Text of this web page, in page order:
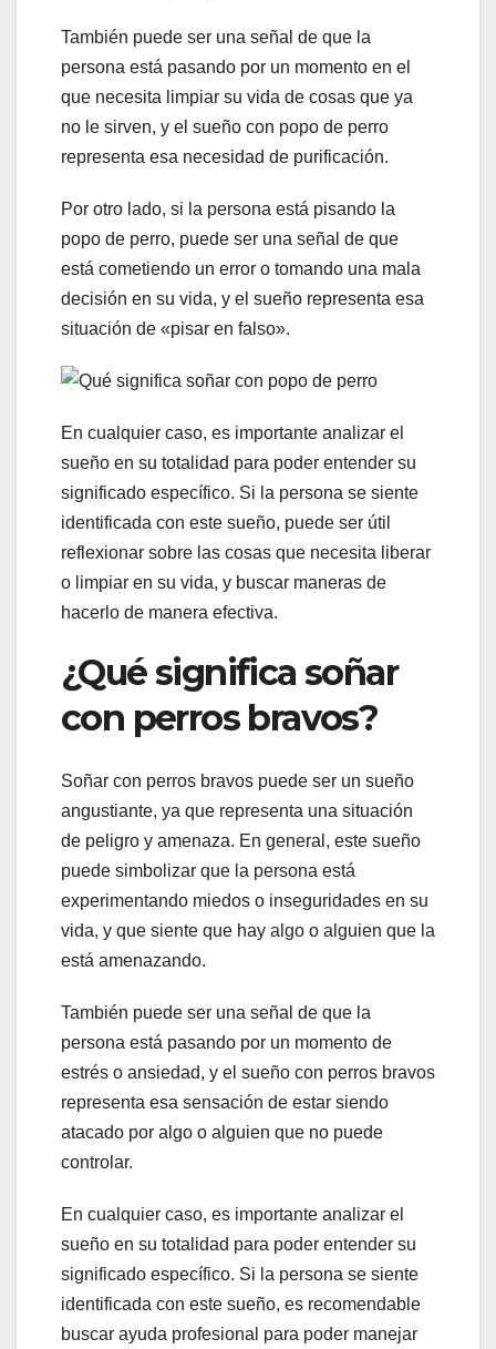
También puede ser una señal de que la
persona está pasando por un momento en el
que necesita limpiar su vida de cosas que ya
no le sirven, y el sueño con popo de perro
representa esa necesidad de purificación.
Por otro lado, si la persona está pisando la
popo de perro, puede ser una señal de que
está cometiendo un error o tomando una mala
decisión en su vida, y el sueño representa esa
situación de «pisar en falso».
En cualquier caso, es importante analizar el
sueño en su totalidad para poder entender su
significado específico. Si la persona se siente
identificada con este sueño, puede ser útil
reflexionar sobre las cosas que necesita liberar
o limpiar en su vida, y buscar maneras de
hacerlo de manera efectiva.
¿Qué significa soñar
con perros bravos?
Soñar con perros bravos puede ser un sueño
angustiante, ya que representa una situación
de peligro y amenaza. En general, este sueño
puede simbolizar que la persona está
experimentando miedos o inseguridades en su
vida, y que siente que hay algo o alguien que la
está amenazando.
También puede ser una señal de que la
persona está pasando por un momento de
estrés o ansiedad, y el sueño con perros bravos
representa esa sensación de estar siendo
atacado por algo o alguien que no puede
controlar.
En cualquier caso, es importante analizar el
sueño en su totalidad para poder entender su
significado específico. Si la persona se siente
identificada con este sueño, es recomendable
buscar ayuda profesional para poder manejar